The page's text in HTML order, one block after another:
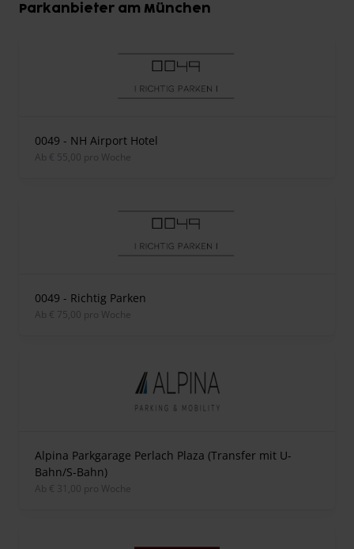
Parkanbieter am München
0049 - NH Airport Hotel
ab € 55,00 pro Woche
0049 - Richtig Parken
ab € 75,00 pro Woche
Alpina Parkgarage Perlach Plaza (Transfer mit U-
Bahn/S-Bahn)
ab € 31,00 pro Woche